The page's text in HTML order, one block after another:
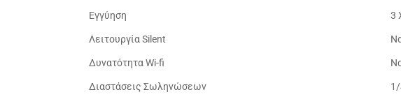
Εγγύηση
3
Λειτουργία Silent
Δυνατότητα Wi-fi
Διαστάσεις Σωληνώσεων